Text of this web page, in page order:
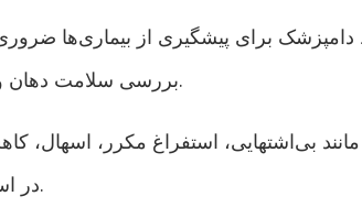
برای پیشگیری از بیماری‌ها
بررسی سلامت دهان و دندان باید طبق برنامه انجام شوند.
بی‌اشتهایی، استفراغ مکرر، اسهال،
در اسرع وقت به دامپزشک مراجعه کنید.